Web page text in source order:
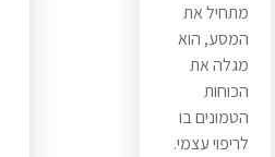
מתחיל את
המסע, הוא
מגלה את
הכוחות
הטמונים בו
לריפוי עצמי.